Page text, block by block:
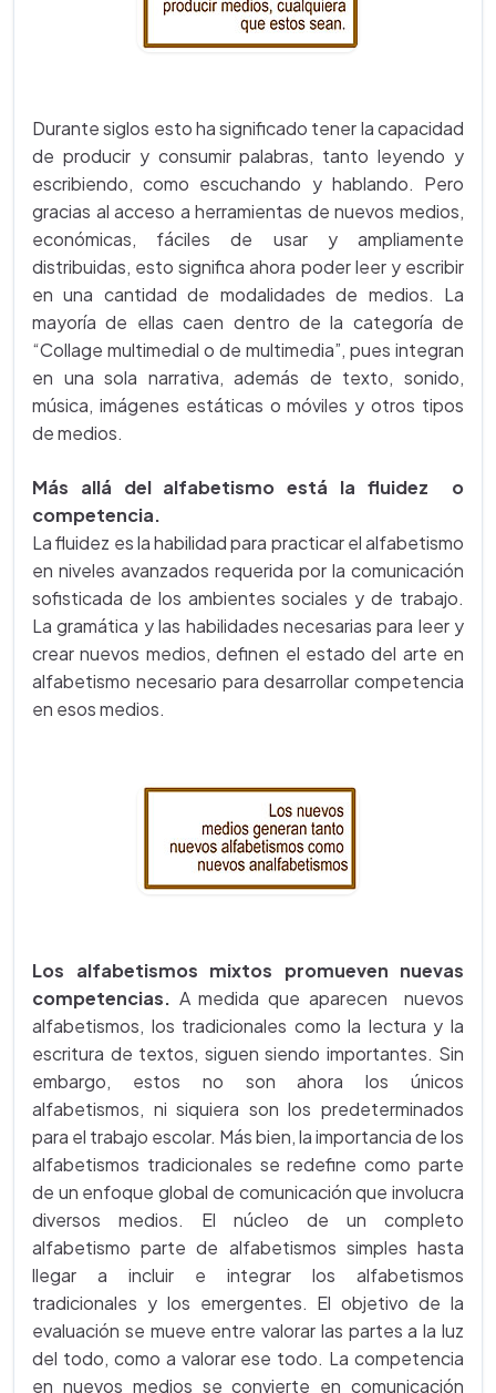
Durante siglos esto ha significado tener la capacidad
de producir y consumir palabras, tanto leyendo y
escribiendo, como escuchando y hablando. Pero
gracias al acceso a herramientas de nuevos medios,
económicas, fáciles de usar y ampliamente
distribuidas, esto significa ahora poder leer y escribir
en una cantidad de modalidades de medios. La
mayoría de ellas caen dentro de la categoría de
“Collage multimedial o de multimedia”, pues integran
en una sola narrativa, además de texto, sonido,
música, imágenes estáticas o móviles y otros tipos
de medios.
Más allá del alfabetismo está la fluidez o
competencia.
La fluidez es la habilidad para practicar el alfabetismo
en niveles avanzados requerida por la comunicación
sofisticada de los ambientes sociales y de trabajo.
La gramática y las habilidades necesarias para leer y
crear nuevos medios, definen el estado del arte en
alfabetismo necesario para desarrollar competencia
en esos medios.
Los alfabetismos mixtos promueven nuevas
competencias. A medida que aparecen nuevos
alfabetismos, los tradicionales como la lectura y la
escritura de textos, siguen siendo importantes. Sin
embargo, estos no son ahora los únicos
alfabetismos, ni siquiera son los predeterminados
para el trabajo escolar. Más bien, la importancia de los
alfabetismos tradicionales se redefine como parte
de un enfoque global de comunicación que involucra
diversos medios. El núcleo de un completo
alfabetismo parte de alfabetismos simples hasta
llegar a incluir e integrar los alfabetismos
tradicionales y los emergentes. El objetivo de la
evaluación se mueve entre valorar las partes a la luz
del todo, como a valorar ese todo. La competencia
en nuevos medios se convierte en comunicación